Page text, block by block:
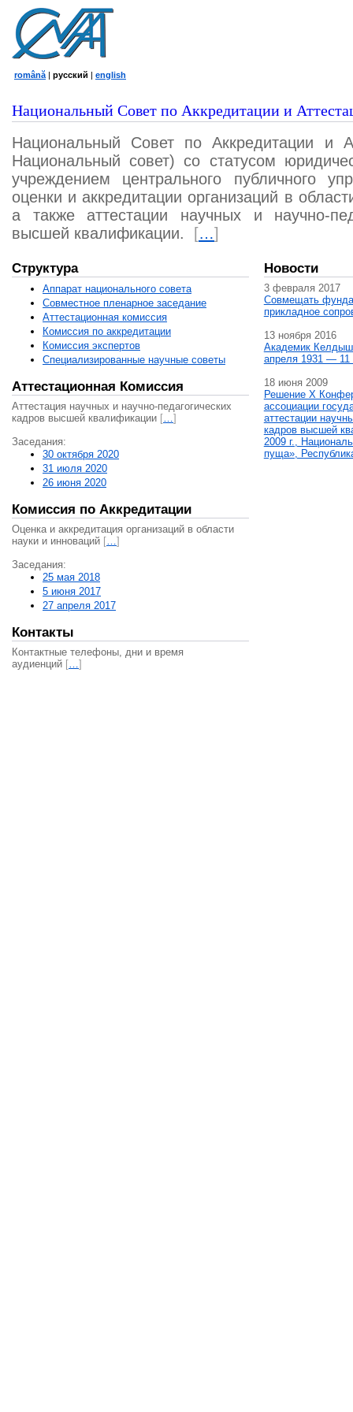
română | русский | english
Национальный Совет по Аккредитации и
Национальный Совет по Аккредитации и
Национальный совет) со статусом
учреждением центрального публичного
оценки и аккредитации организаций в
а также аттестации научных и научно-
высшей квалификации.
[…]
Структура
Аппарат национального совета
Совместное пленарное заседание
Аттестационная комисcия
Комиссия по аккредитации
Комиссия экспертов
Специализированные научные советы
Аттестационная Комиссия
Аттестация научных и научно-педагогических
кадров высшей квалификации […]
Заседания:
30 октября 2020
31 июля 2020
26 июня 2020
Комиссия по Аккредитации
Оценка и аккредитация организаций в области
науки и инноваций […]
Заседания:
25 мая 2018
5 июня 2017
27 апреля 2017
Контакты
Контактные телефоны, дни и время
аудиенций […]
Новости
3 февраля 2017
Совмещать
прикладное
13 ноября 2016
Академик
апреля 1931 — 11
18 июня 2009
Решение X
ассоциации
аттестации
кадров высшей
2009 г.,
пуща»,